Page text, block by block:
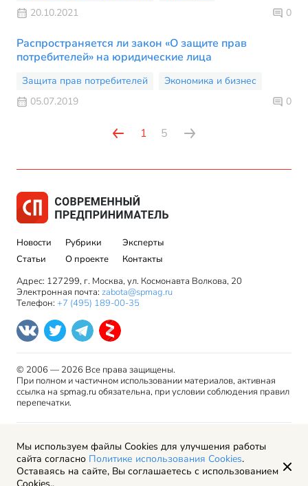
20.10.2021
0
Распространяется ли закон «О защите прав
потребителей» на юридические лица
Защита прав потребителей
Экономика и бизнес
05.07.2019
0
1 5
Новости
Статьи
Рубрики
О проекте
Эксперты
Контакты
Адрес: 127299, г. Москва, ул. Космонавта Волкова, 20
Электронная почта: zabota@spmag.ru
Телефон: +7 (495) 189-00-35
© 2006 — 2026 Все права защищены.
При полном и частичном использовании материалов, активная
ссылка на spmag.ru обязательна, при условии соблюдения правил
перепечатки.
Правила использования материалов сайта и авторские
права
Пользовательское соглашение
Политика обработки персональных данных
Мы используем файлы Cookies для улучшения работы
сайта согласно Политике использования Cookies.
Оставаясь на сайте, Вы соглашаетесь с использованием